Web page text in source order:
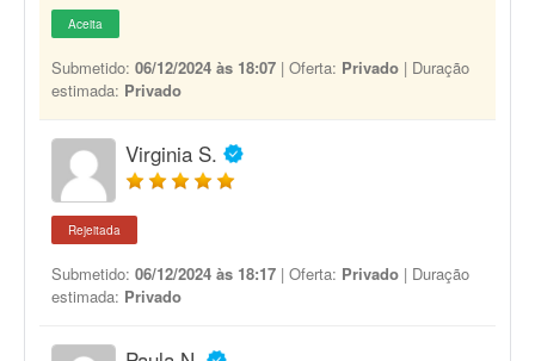
Aceita
Submetido: 06/12/2024 às 18:07 | Oferta: Privado | Duração
estimada: Privado
Virginia S.
Rejeitada
Submetido: 06/12/2024 às 18:17 | Oferta: Privado | Duração
estimada: Privado